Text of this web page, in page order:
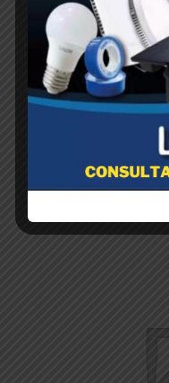
BOLSA